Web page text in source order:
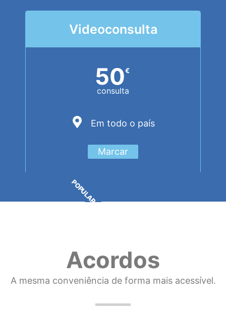
Videoconsulta
50€
consulta
Em todo o país
Marcar
POPULAR
Acordos
A mesma conveniência de forma mais acessível.